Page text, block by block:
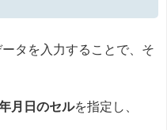
タを入力することで、そ
月日のセルを指定し、